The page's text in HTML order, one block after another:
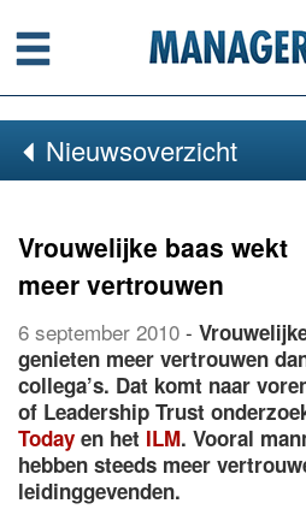
Menu
Nieuwsoverzicht
Vrouwelijke baas wekt
meer vertrouwen
6 september 2010 -
genieten meer vertrouwen
collega’s. Dat komt naar
of Leadership Trust
Today en het ILM. Vooral
hebben steeds meer
leidinggevenden.